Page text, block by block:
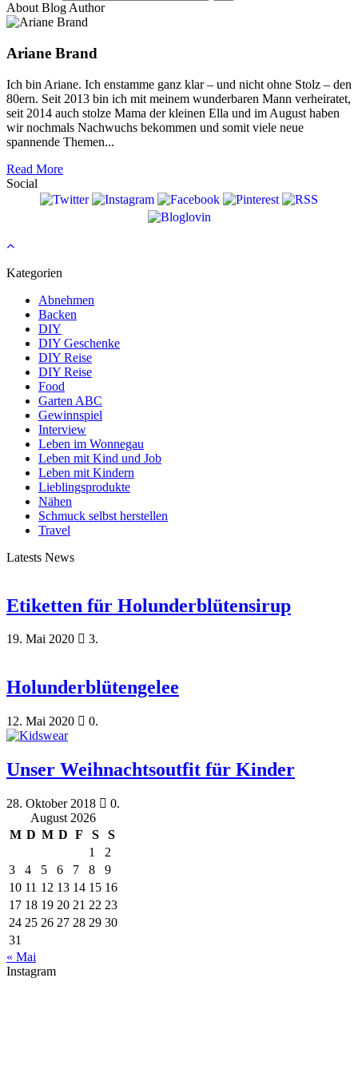
About Blog Author
Ariane Brand
Ich bin Ariane. Ich enstamme ganz klar – und nicht ohne Stolz – den
80ern. Seit 2013 bin ich mit meinem wunderbaren Mann verheiratet,
seit 2014 auch stolze Mama der kleinen Ella und im August haben
wir nochmals Nachwuchs bekommen und somit viele neue
spannende Themen...
Read More
Social
Kategorien
Abnehmen
Backen
DIY
DIY Geschenke
DIY Reise
DIY Reise
Food
Garten ABC
Gewinnspiel
Interview
Leben im Wonnegau
Leben mit Kind und Job
Leben mit Kindern
Lieblingsprodukte
Nähen
Schmuck selbst herstellen
Travel
Latests News
Etiketten für Holunderblütensirup
19. Mai 2020 3.
Holunderblütengelee
12. Mai 2020 0.
Unser Weihnachtsoutfit für Kinder
28. Oktober 2018
0.
August 2026
M D M D F S
S
1
2
3
4 5 6 7 8
9
10 11 12 13 14 15 16
17 18 19 20 21 22 23
24 25 26 27 28 29 30
31
« Mai
Instagram